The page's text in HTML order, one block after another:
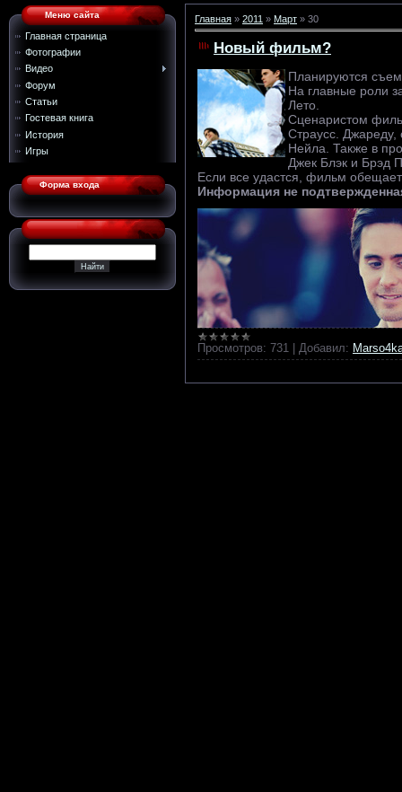
Меню сайта
Главная страница
Фотографии
Видео
Форум
Статьи
Гостевая книга
История
Игры
Форма входа
Главная » 2011 » Март » 30
Новый фильм?
Планируются
На главные роли
Лето.
Сценаристом
Страусс. Джареду,
Нейла. Также в
Джек Блэк и Брэд
Если все удастся, фильм
Информация не
Просмотров: 731 Добавил: